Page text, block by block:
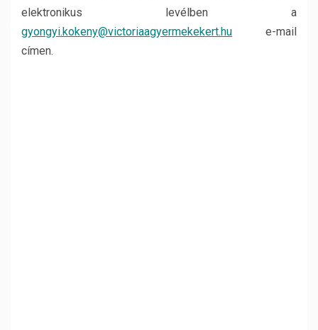
elektronikus levélben a
gyongyi.kokeny@victoriaagyermekekert.hu e-mail
címen.